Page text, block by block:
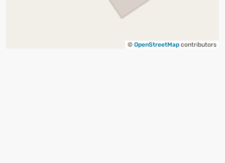
© OpenStreetMap contributors